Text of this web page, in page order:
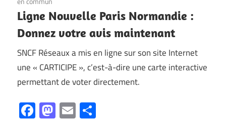
Ligne Nouvelle Paris Normandie :
Donnez votre avis maintenant
SNCF Réseaux a mis en ligne sur son site Internet
une « CARTICIPE », c’est-à-dire une carte interactive
permettant de voter directement.
Facebook
Mastodon
Email